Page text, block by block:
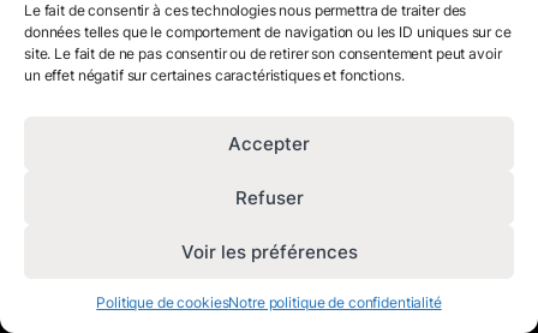
Le fait de consentir à ces technologies nous permettra de traiter des
données telles que le comportement de navigation ou les ID uniques sur ce
site. Le fait de ne pas consentir ou de retirer son consentement peut avoir
un effet négatif sur certaines caractéristiques et fonctions.
Accepter
Refuser
Voir les préférences
Politique de cookiesNotre politique de confidentialité